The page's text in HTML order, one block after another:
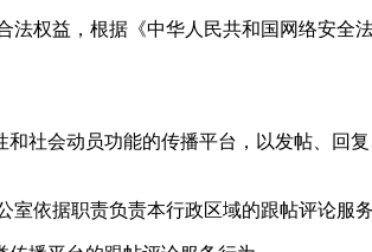
权益，根据《中华人民共和国网络安全
社会动员功能的传播平台，以发帖、回
依据职责负责本行政区域的跟帖评论服